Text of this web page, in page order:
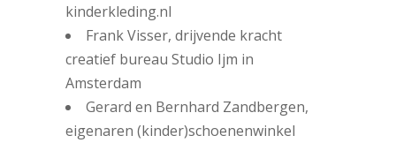
kinderkleding.nl
Frank Visser, drijvende kracht
creatief bureau Studio Ijm in
Amsterdam
Gerard en Bernhard Zandbergen,
eigenaren (kinder)schoenenwinkel